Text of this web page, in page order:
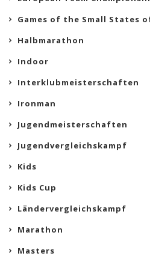
Games of the Small States
Halbmarathon
Indoor
Interklubmeisterschaften
Ironman
Jugendmeisterschaften
Jugendvergleichskampf
Kids
Kids Cup
Ländervergleichskampf
Marathon
Masters